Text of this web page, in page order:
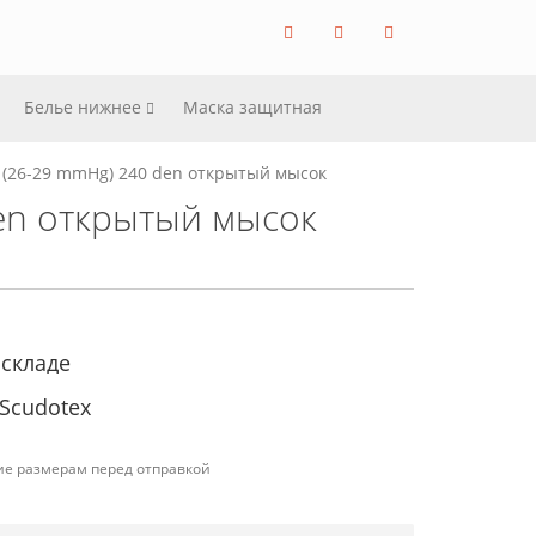
Белье нижнее Маска защитная
29 mmHg) 240 den открытый мысок
открытый мысок
размерам перед отправкой